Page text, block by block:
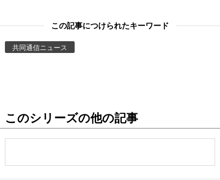
Images
People
公式SNS
この記事につけられたキーワード
共同通信ニュース
このシリーズの他の記事